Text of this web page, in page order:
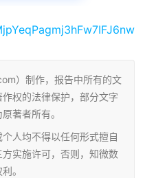
）制作，报告中所有的文
权的法律保护，部分文字
著者所有。
人均不得以任何形式擅自
实施许可，否则，知微数
。